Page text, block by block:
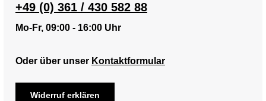
+49 (0) 361 / 430 582 88
Mo-Fr, 09:00 - 16:00 Uhr
Oder über unser Kontaktformular
Widerruf erklären